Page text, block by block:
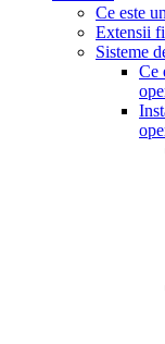
Ce este
Extensii
Sisteme
Ce